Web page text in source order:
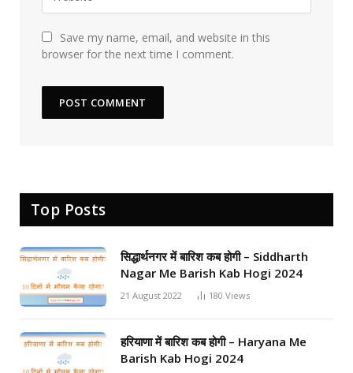
Save my name, email, and website in this
browser for the next time I comment.
Top Posts
सिद्धार्थनगर में बारिश कब होगी – Siddharth
Nagar Me Barish Kab Hogi 2024
21 August 2022 180 Views
हरियाणा में बारिश कब होगी – Haryana Me
Barish Kab Hogi 2024